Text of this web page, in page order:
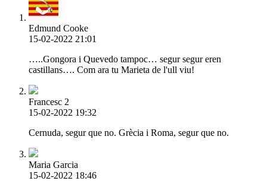
Edmund Cooke
15-02-2022 21:01
…..Gongora i Quevedo tampoc… segur segur eren
castillans…. Com ara tu Marieta de l'ull viu!
Francesc 2
15-02-2022 19:32
Cernuda, segur que no. Grècia i Roma, segur que no.
Maria Garcia
15-02-2022 18:46